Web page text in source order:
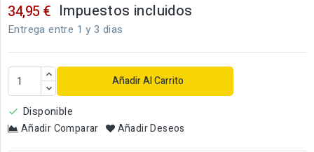
34,95 € Impuestos incluidos
Entrega entre 1 y 3 dias
Añadir Al Carrito
 Disponible
Añadir Comparar Añadir Deseos